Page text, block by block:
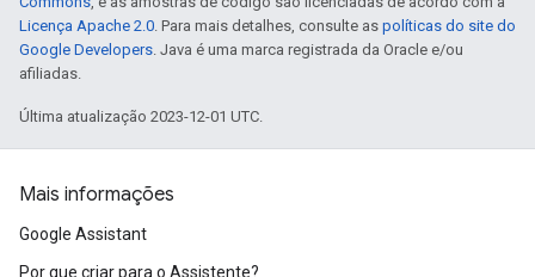
Licença Apache 2.0 . Para mais detalhes, consulte as políticas do site do
Google Developers . Java é uma marca registrada da Oracle e/ou
afiliadas.
Última atualização 2023-12-01 UTC.
Mais informações
Google Assistant
Por que criar para o Assistente?